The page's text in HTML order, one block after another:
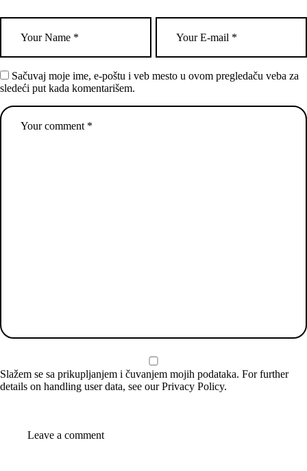
Sačuvaj moje ime, e-poštu i veb mesto u ovom pregledaču veba za
sledeći put kada komentarišem.
Slažem se sa prikupljanjem i čuvanjem mojih podataka. For further
details on handling user data, see ourPrivacy Policy.